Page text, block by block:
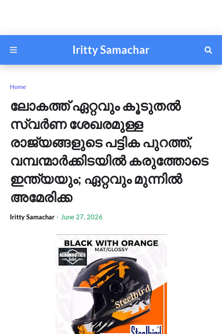
Iritty Samachar
Home
ലോകത്ത് ഏറ്റവും കൂടുതൽ
സ്വർണ ശേഖരമുള്ള
രാജ്യങ്ങളുടെ പട്ടിക പുറത്ത്,
വമ്പന്മാർക്കിടയിൽ കരുത്തോടെ
ഇന്ത്യയും; ഏറ്റവും മുന്നിൽ
അമേരിക്ക
Iritty Samachar - June 27, 2026